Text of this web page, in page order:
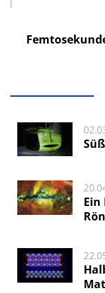
Ein